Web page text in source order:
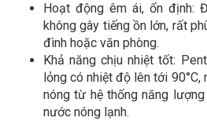
Hoạt động êm ái, ổn định:
không gây tiếng ồn lớn, rất
đình hoặc văn phòng.
Khả năng chịu nhiệt tốt:
lỏng có nhiệt độ lên tới
nóng từ hệ thống năng
nước nóng lạnh.